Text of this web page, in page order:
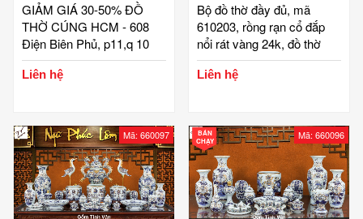
GIẢM GIÁ 30-50% ĐỒ
THỜ CÚNG HCM - 608
Điện Biên Phủ, p11,q 10
Liên hệ
Bộ đồ thờ đầy đủ, mã
610203, rồng rạn cổ đắp
nổi rát vàng 24k, đồ thờ
cúng, ban gia tiên, tài địa,
phật, ông táo, gốm bát
Liên hệ
Mã: 660097
BÁN
CHẠY
Mã: 660096